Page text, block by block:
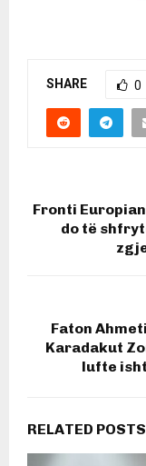
SHARE 0
Fronti
do të
Faton
Karadakut
lufte
RELATED POSTS